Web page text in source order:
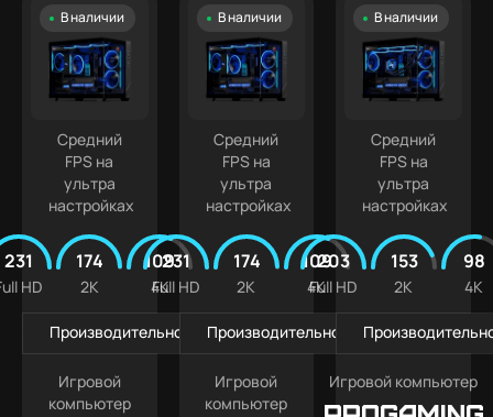
В наличии
Средний
FPS на
ультра
настройках
231
HD
174
2K
109
4K
Производительность в играх
Игровой
компьютер
В наличии
Средний
FPS на
ультра
настройках
231
Full HD
174
2K
109
4K
Производительность в играх
Игровой
компьютер
В наличии
Средний
FPS на
ультра
настройках
203
Full HD
153
2K
98
4K
Игровой компьютер